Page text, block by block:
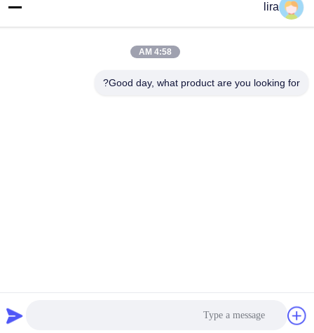
الهاتف
بريد إلكتروني
lira
4:58 AM
Good day, what product are you looking for?